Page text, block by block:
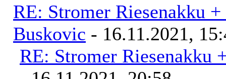
RE: Stromer Riesenakku
Buskovic - 16.11.2021,
RE: Stromer Riesenakku